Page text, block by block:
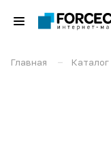
Главная – Каталог